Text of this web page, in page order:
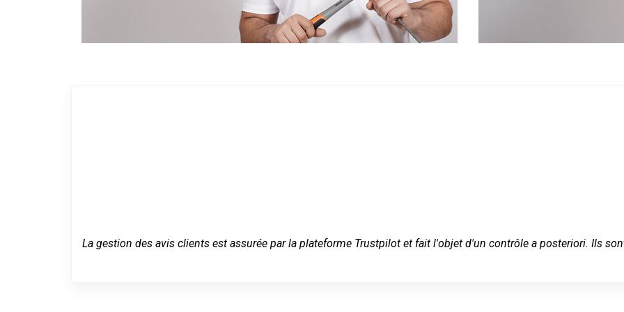
La gestion des avis clients est assurée par la plateforme Trustpilot et fait l'objet d'un contrôle a posteriori. Ils